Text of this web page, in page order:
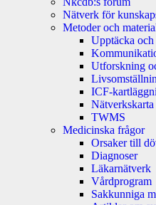
Nätverk för
Metoder och
Upptäcka
Utforskning
ICF-
Nätverkskarta
TWMS
Medicinska frågor
Orsaker till
Diagnoser
Läkarnätverk
Vårdprogram
Sakkunniga